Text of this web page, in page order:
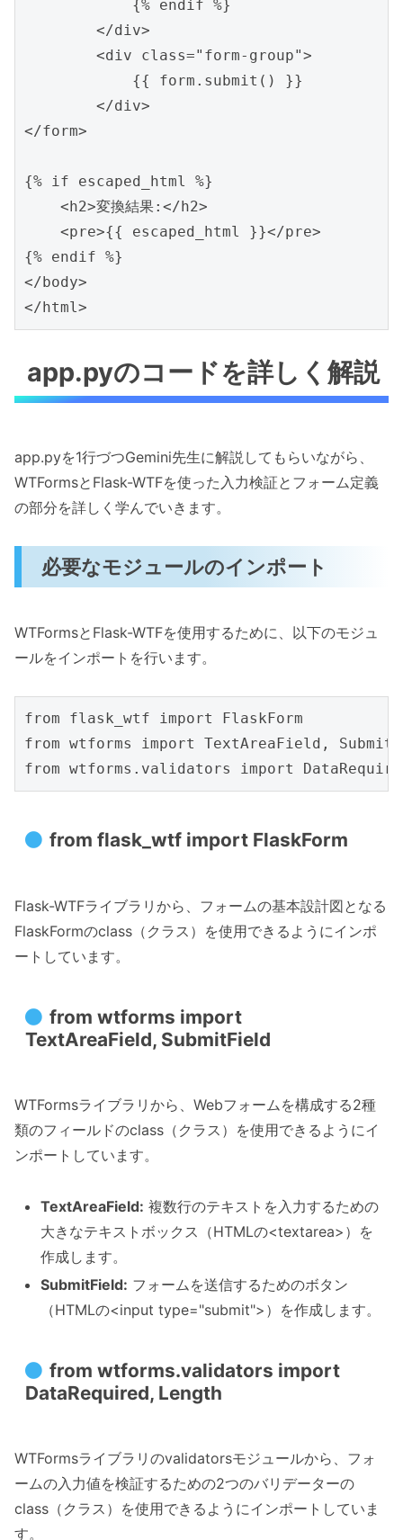
            {% endif %}
        </div>
        <div class="form-group">
            {{ form.submit() }}
        </div>
</form>
{% if escaped_html %}
    <h2>変換結果:</h2>
    <pre>{{ escaped_html }}</pre>
{% endif %}
</body>
app.pyのコードを詳しく解説
app.pyを1行づつGemini先生に解説してもらいながら、
WTFormsとFlask-WTFを使った入力検証とフォーム定義
の部分を詳しく学んでいきます。
必要なモジュールのインポート
WTFormsとFlask-WTFを使用するために、以下のモジュ
ールをインポートを行います。
from flask_wtf import FlaskForm
from wtforms import TextAreaField,
from flask_wtf import FlaskForm
Flask-WTFライブラリから、フォームの基本設計図となる
FlaskFormのclass（クラス）を使用できるようにインポ
ートしています。
from wtforms import
TextAreaField, SubmitField
WTFormsライブラリから、Webフォームを構成する2種
類のフィールドのclass（クラス）を使用できるようにイ
ンポートしています。
TextAreaField: 複数行のテキストを入力するための
大きなテキストボックス（HTMLの<textarea>）を
作成します。
SubmitField: フォームを送信するためのボタン
（HTMLの<input type="submit">）を作成します。
from wtforms.validators import
DataRequired, Length
WTFormsライブラリのvalidatorsモジュールから、フォ
ームの入力値を検証するための2つのバリデーターの
class（クラス）を使用できるようにインポートしていま
す。